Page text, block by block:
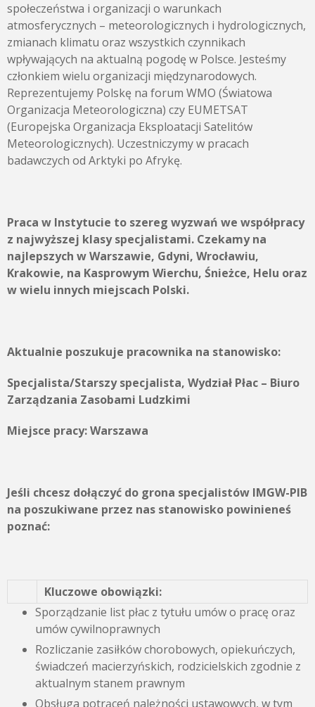
społeczeństwa i organizacji o warunkach
atmosferycznych – meteorologicznych i hydrologicznych,
zmianach klimatu oraz wszystkich czynnikach
wpływających na aktualną pogodę w Polsce. Jesteśmy
członkiem wielu organizacji międzynarodowych.
Reprezentujemy Polskę na forum WMO (Światowa
Organizacja Meteorologiczna) czy EUMETSAT
(Europejska Organizacja Eksploatacji Satelitów
Meteorologicznych). Uczestniczymy w pracach
badawczych od Arktyki po Afrykę.
Praca w Instytucie to szereg wyzwań we współpracy
z najwyższej klasy specjalistami. Czekamy na
najlepszych w Warszawie, Gdyni, Wrocławiu,
Krakowie, na Kasprowym Wierchu, Śnieżce, Helu oraz
w wielu innych miejscach Polski.
Aktualnie poszukuje pracownika na stanowisko:
Specjalista/Starszy specjalista, Wydział Płac – Biuro
Zarządzania Zasobami Ludzkimi
Miejsce pracy:Warszawa
Jeśli chcesz dołączyć do grona specjalistów IMGW-PIB
na poszukiwane przez nas stanowisko powinieneś
poznać:
Kluczowe obowiązki:
Sporządzanie list płac z tytułu umów o pracę oraz
umów cywilnoprawnych
Rozliczanie zasiłków chorobowych, opiekuńczych,
świadczeń macierzyńskich, rodzicielskich zgodnie z
aktualnym stanem prawnym
Obsługa potrąceń należności ustawowych, w tym